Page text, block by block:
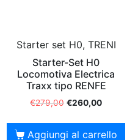
Starter set H0, TRENI
Starter-Set H0
Locomotiva Electrica
Traxx tipo RENFE
€279,00 €260,00
Aggiungi al carrello